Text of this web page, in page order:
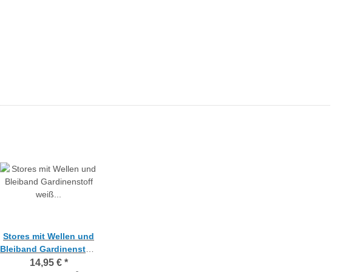
Stores mit Wellen und
Bleiband Gardinenstoff
weiß transparent,
14,95 € *